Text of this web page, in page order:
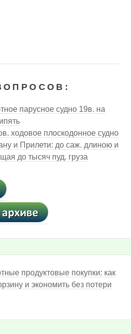
парусное судно 19в. на
ходовое плоскодонное судно
и Прилети: до саж. длиною и
до тысяч пуд. груза
продуктовые покупки: как
и экономить без потери